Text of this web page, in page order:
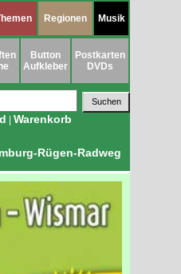
Regionen Musik
Button
Aufkleber
Postkarten
DVDs
| Warenkorb
Rügen-Radweg